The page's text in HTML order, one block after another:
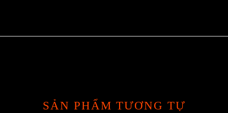
SẢN PHẨM TƯƠNG TỰ